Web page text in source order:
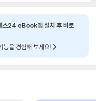
스24 eBook앱 설치 후 바로
을 경험해 보세요!